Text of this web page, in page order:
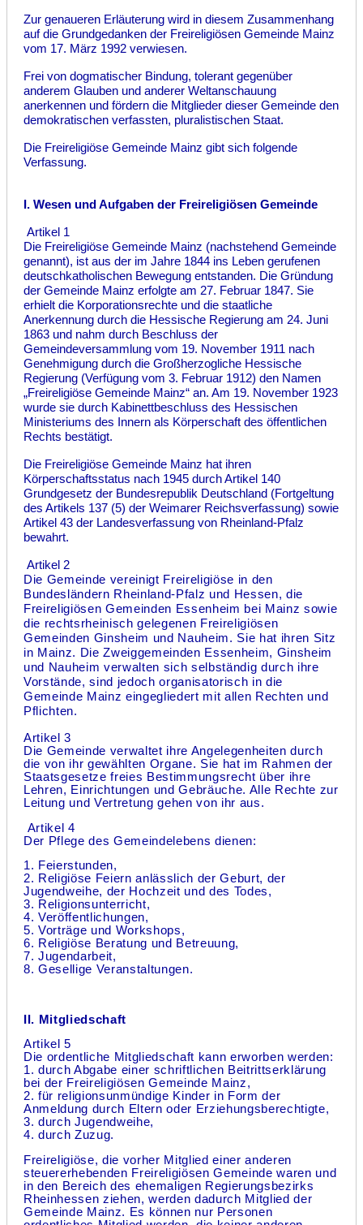
Zur genaueren Erläuterung wird in diesem Zusammenhang
auf die Grundgedanken der Freireligiösen Gemeinde Mainz
vom 17. März 1992 verwiesen.
Frei von dogmatischer Bindung, tolerant gegenüber
anderem Glauben und anderer Weltanschauung
anerkennen und fördern die Mitglieder dieser Gemeinde den
demokratischen verfassten, pluralistischen Staat.
Die Freireligiöse Gemeinde Mainz gibt sich folgende
Verfassung.
I. Wesen und Aufgaben der Freireligiösen Gemeinde
Artikel 1
Die Freireligiöse Gemeinde Mainz (nachstehend Gemeinde
genannt), ist aus der im Jahre 1844 ins Leben gerufenen
deutschkatholischen Bewegung entstanden. Die Gründung
der Gemeinde Mainz erfolgte am 27. Februar 1847. Sie
erhielt die Korporationsrechte und die staatliche
Anerkennung durch die Hessische Regierung am 24. Juni
1863 und nahm durch Beschluss der
Gemeindeversammlung vom 19. November 1911 nach
Genehmigung durch die Großherzogliche Hessische
Regierung (Verfügung vom 3. Februar 1912) den Namen
„Freireligiöse Gemeinde Mainz“ an. Am 19. November 1923
wurde sie durch Kabinettbeschluss des Hessischen
Ministeriums des Innern als Körperschaft des öffentlichen
Rechts bestätigt.
Die Freireligiöse Gemeinde Mainz hat ihren
Körperschaftsstatus nach 1945 durch Artikel 140
Grundgesetz der Bundesrepublik Deutschland (Fortgeltung
des Artikels 137 (5) der Weimarer Reichsverfassung) sowie
Artikel 43 der Landesverfassung von Rheinland-Pfalz
bewahrt.
Artikel 2
Die Gemeinde vereinigt Freireligiöse in den
Bundesländern Rheinland-Pfalz und Hessen, die
Freireligiösen Gemeinden Essenheim bei Mainz sowie
die rechtsrheinisch gelegenen Freireligiösen
Gemeinden Ginsheim und Nauheim. Sie hat ihren Sitz
in Mainz. Die Zweiggemeinden Essenheim, Ginsheim
und Nauheim verwalten sich selbständig durch ihre
Vorstände, sind jedoch organisatorisch in die
Gemeinde Mainz eingegliedert mit allen Rechten und
Pflichten.
Artikel 3
Die Gemeinde verwaltet ihre Angelegenheiten durch
die von ihr gewählten Organe. Sie hat im Rahmen der
Staatsgesetze freies Bestimmungsrecht über ihre
Lehren, Einrichtungen und Gebräuche. Alle Rechte zur
Leitung und Vertretung gehen von ihr aus.
Artikel 4
Der Pflege des Gemeindelebens dienen:
1. Feierstunden,
2. Religiöse Feiern anlässlich der Geburt, der
Jugendweihe, der Hochzeit und des Todes,
3. Religionsunterricht,
4. Veröffentlichungen,
5. Vorträge und Workshops,
6. Religiöse Beratung und Betreuung,
7. Jugendarbeit,
8. Gesellige Veranstaltungen.
II. Mitgliedschaft
Artikel 5
Die ordentliche Mitgliedschaft kann erworben werden:
1. durch Abgabe einer schriftlichen Beitrittserklärung
bei der Freireligiösen Gemeinde Mainz,
2. für religionsunmündige Kinder in Form der
Anmeldung durch Eltern oder Erziehungsberechtigte,
3. durch Jugendweihe,
4. durch Zuzug.
Freireligiöse, die vorher Mitglied einer anderen
steuererhebenden Freireligiösen Gemeinde waren und
in den Bereich des ehemaligen Regierungsbezirks
Rheinhessen ziehen, werden dadurch Mitglied der
Gemeinde Mainz. Es können nur Personen